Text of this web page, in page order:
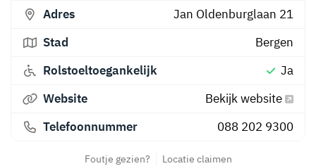
Adres
Jan Oldenburglaan 21
Stad
Bergen
Rolstoeltoegankelijk
Ja
Website
Bekijk website
Telefoonnummer
088 202 9300
Foutje gezien? Locatie claimen